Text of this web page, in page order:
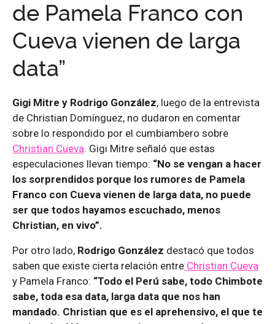
de Pamela Franco con
Cueva vienen de larga
data”
Gigi Mitre y Rodrigo González, luego de la entrevista
de Christian Domínguez, no dudaron en comentar
sobre lo respondido por el cumbiambero sobre
Christian Cueva. Gigi Mitre señaló que estas
especulaciones llevan tiempo: “No se vengan a hacer
los sorprendidos porque los rumores de Pamela
Franco con Cueva vienen de larga data, no puede
ser que todos hayamos escuchado, menos
Christian, en vivo”.
Por otro lado, Rodrigo González destacó que todos
saben que existe cierta relación entre Christian Cueva
y Pamela Franco: “Todo el Perú sabe, todo Chimbote
sabe, toda esa data, larga data que nos han
mandado. Christian que es el aprehensivo, el que te